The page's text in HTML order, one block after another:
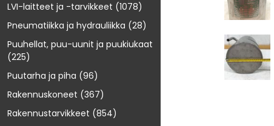
LVI-laitteet ja -tarvikkeet (1078)
Pneumatiikka ja hydrauliikka (28)
Puuhellat, puu-uunit ja puukiukaat
(225)
Puutarha ja piha (96)
Rakennuskoneet (367)
Rakennustarvikkeet (854)